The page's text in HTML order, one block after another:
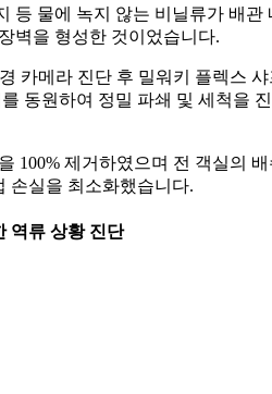
등 물에 녹지 않는 비닐류가 배관
벽을 형성한 것이었습니다.
카메라 진단 후 밀워키 플렉스 샤
동원하여 정밀 파쇄 및 세척을
100% 제거하였으며 전 객실의 배
손실을 최소화했습니다.
역류 상황 진단